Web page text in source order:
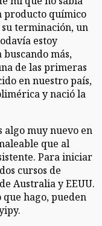
producto químico
terminación, un
estoy
más,
de las primeras
en nuestro país,
y nació la
muy nuevo en
que al
Para iniciar
cursos de
Australia y EEUU.
hago, pueden